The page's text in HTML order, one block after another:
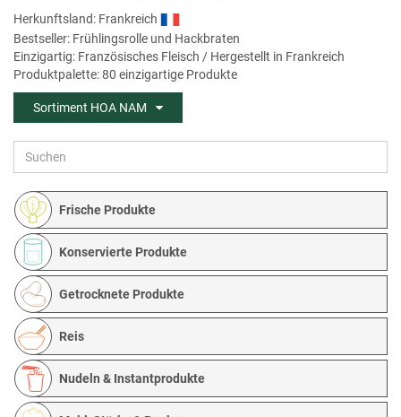
Frische Produkte
Konservierte Produkte
Getrocknete Produkte
Reis
Nudeln & Instantprodukte
Herkunftsland: Frankreich
Bestseller: Frühlingsrolle und Hackbraten
Einzigartig: Französisches Fleisch / Hergestellt in Frankreich
Produktpalette: 80 einzigartige Produkte
Sortiment HOA NAM